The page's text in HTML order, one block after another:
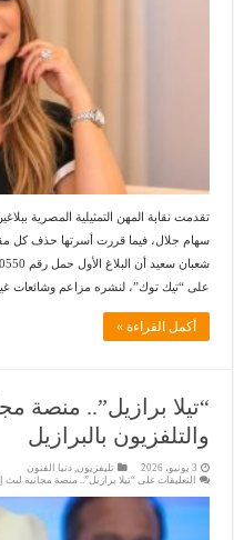
تقدمت نقابة المهن التمثيلية المصرية
سهام جلال، فيما قررت أسرتها حذف كل
على “تيك توك”، لنشره مزاعم وشائعات
أكمل القراءة »
“تيلا برازيل”.. منصة
والتلفزيون بالبرازيل
3 يونيو، 2026 تليفزيون,دنيا الفنون
التعليقاتعلى “تيلا برازيل”.. منصة مجانية لبث